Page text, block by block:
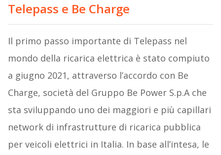
Telepass e Be Charge
Il primo passo importante di Telepass nel
mondo della ricarica elettrica è stato compiuto
a giugno 2021, attraverso l’accordo con Be
Charge, società del Gruppo Be Power S.p.A che
sta sviluppando uno dei maggiori e più capillari
network di infrastrutture di ricarica pubblica
per veicoli elettrici in Italia. In base all’intesa, le